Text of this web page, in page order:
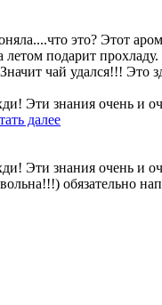
это? Этот
подарит прохладу.
чай удался!!! Это
Эти знания очень и
далее
Эти знания очень и
обязательно